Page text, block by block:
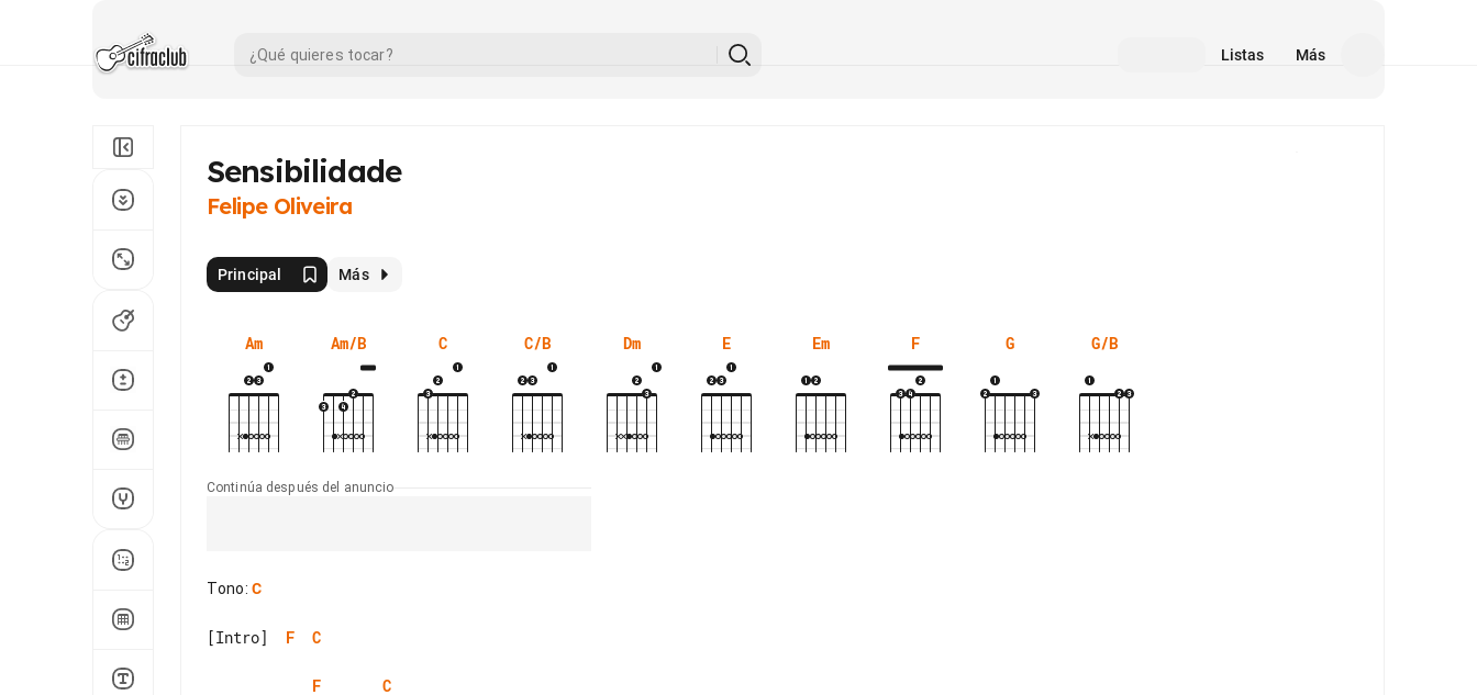
Listas Más
Sensibilidade
Felipe Oliveira
Principal Más
Am Am/B C C/B Dm E Em F G G/B
Continúa después del anuncio
Tono: C
[Intro] F C
F
C